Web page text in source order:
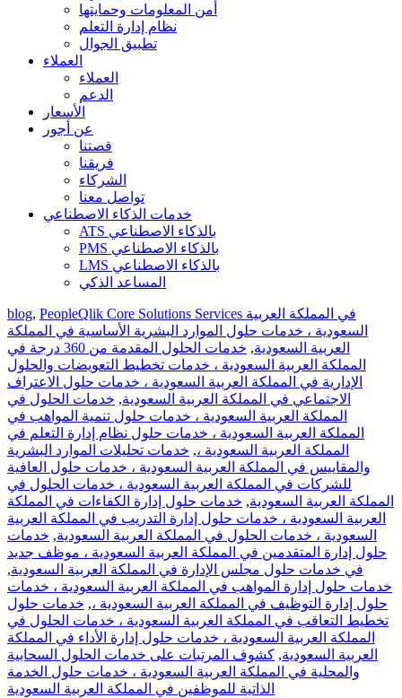
أمن المعلومات وحمايتها
نظام إدارة التعلم
تطبيق الجوال
العملاء
العملاء
الدعم
الأسعار
عن أجور
قصتنا
فريقنا
الشركاء
تواصل معنا
خدمات الذكاء الاصطناعي
ATS بالذكاء الاصطناعي
PMS بالذكاء الاصطناعي
LMS بالذكاء الاصطناعي
المساعد الذكي
blog, PeopleQlik Core Solutions Services في المملكة العربية
السعودية ، خدمات حلول الموارد البشرية الأساسية في المملكة
العربية السعودية,
خدمات الحلول المقدمة من 360 درجة في
المملكة العربية السعودية ، خدمات تخطيط التعويضات والحلول
الإدارية في المملكة العربية السعودية ، خدمات حلول الاعتراف
الاجتماعي في المملكة العربية السعودية, خدمات الحلول في
المملكة العربية السعودية ، خدمات حلول تنمية المواهب في
المملكة العربية السعودية ، خدمات حلول نظام إدارة التعلم في
المملكة العربية السعودية ،, خدمات تحليلات الموارد البشرية
والمقاييس في المملكة العربية السعودية ، خدمات حلول العافية
للشركات في المملكة العربية السعودية ، خدمات الحلول في
المملكة العربية السعودية, خدمات حلول إدارة الكفاءات في المملكة
العربية السعودية ، خدمات حلول إدارة التدريب في المملكة العربية
السعودية ، خدمات الحلول في المملكة العربية السعودية, خدمات
حلول إدارة المتقدمين في المملكة العربية السعودية ، موظف جديد
في خدمات حلول مجلس الإدارة في المملكة العربية السعودية,
خدمات حلول إدارة المواهب في المملكة العربية السعودية ، خدمات
حلول إدارة التوظيف في المملكة العربية السعودية ،, خدمات حلول
تخطيط التعاقب في المملكة العربية السعودية ، خدمات الحلول في
المملكة العربية السعودية ، خدمات حلول إدارة الأداء في المملكة
العربية السعودية, كشوف المرتبات على خدمات الحلول السحابية
والمحلية في المملكة العربية السعودية ، خدمات حلول الخدمة
الذاتية للموظفين في المملكة العربية السعودية